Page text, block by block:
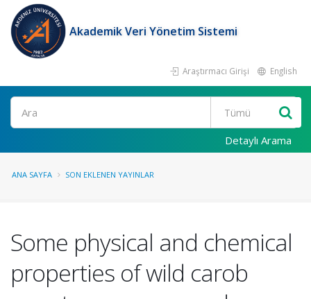
Akademik Veri Yönetim Sistemi
Araştırmacı Girişi English
Ara
Detaylı Arama
ANA SAYFA SON EKLENEN YAYINLAR
Some physical and chemical
properties of wild carob